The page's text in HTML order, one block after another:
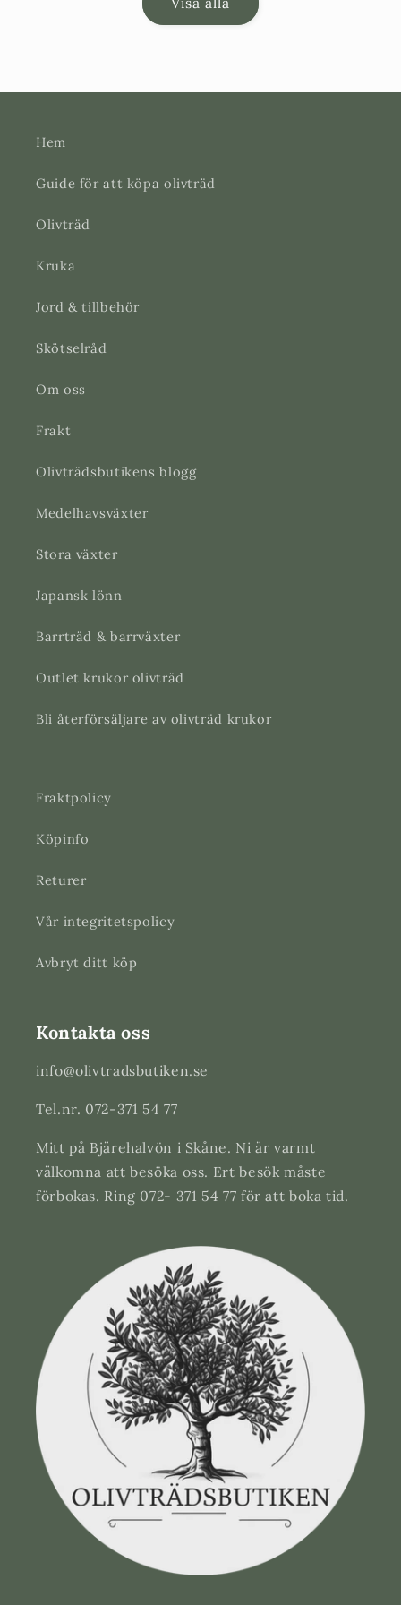
Hem
Guide för att köpa olivträd
Olivträd
Kruka
Jord & tillbehör
Skötselråd
Om oss
Frakt
Olivträdsbutikens blogg
Medelhavsväxter
Stora växter
Japansk lönn
Barrträd & barrväxter
Outlet krukor olivträd
Bli återförsäljare av olivträd krukor
Fraktpolicy
Köpinfo
Returer
Vår integritetspolicy
Avbryt ditt köp
Kontakta oss
info@olivtradsbutiken.se
Tel.nr. 072-371 54 77
Mitt på Bjärehalvön i Skåne. Ni är varmt
välkomna att besöka oss. Ert besök måste
förbokas. Ring 072- 371 54 77 för att boka tid.